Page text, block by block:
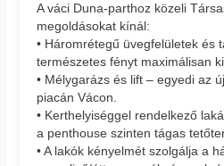
A váci Duna-parthoz közeli
megoldásokat kínál:
• Háromrétegű üvegfelületek és
természetes fényt maximálisan
• Mélygarázs és lift – egyedi az
piacán Vácon.
• Kerthelyiséggel rendelkező
a penthouse szinten tágas
• A lakók kényelmét szolgálja a